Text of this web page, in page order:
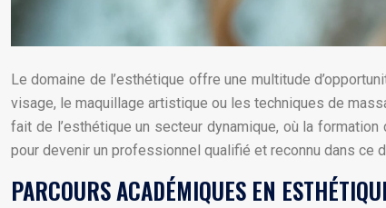
Le domaine de l’esthétique offre une multitude
visage, le maquillage artistique ou les techniques de
fait de l’esthétique un secteur dynamique, où la
pour devenir un professionnel qualifié et reconnu dans ce
PARCOURS ACADÉMIQUES EN